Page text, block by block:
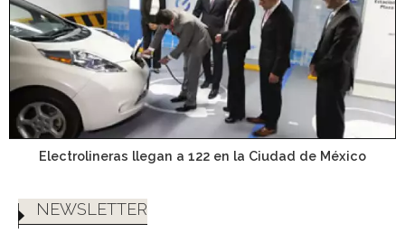
Electrolineras llegan a 122 en la Ciudad de México
NEWSLETTER